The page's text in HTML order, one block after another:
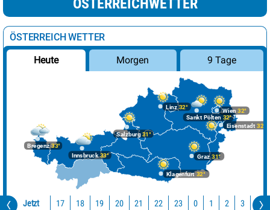
ÖSTERREICHWETTER
ÖSTERREICH WETTER
Heute Morgen 9 Tage
Bregenz33°
Graz31°
Innsbruck33°
Klagenfurt 32°
Linz32°
Salzburg31°
Wien 32°
Eisenstadt 32°
Sankt Pölten 32°
Jetzt 17 18 19 20 21 22 23 0 1 2 3 4